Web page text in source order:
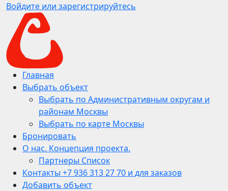
Войдите или зарегистрируйтесь
Главная
Выбрать объект
Выбрать по Административным округам и
районам Москвы
Выбрать по карте Москвы
Бронировать
О нас. Концепция проекта.
Партнеры Список
Контакты +7 936 313 27 70 и для заказов
Добавить объект